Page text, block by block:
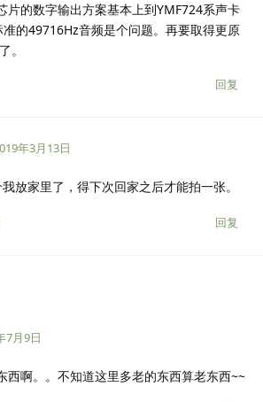
片的数字输出方案基本上到YMF724系声卡
的49716Hz音频是个问题。再要取得更原
。
回复
年3月13日
放家里了，得下次回家之后才能拍一张。
回复
7月9日
西啊。。不知道这里多老的东西算老东西~~